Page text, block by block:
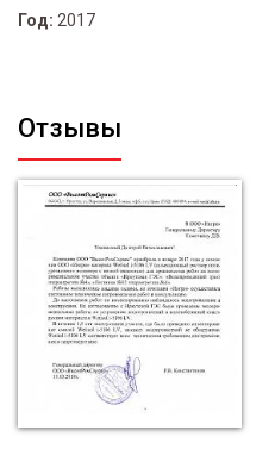
Год: 2017
Отзывы